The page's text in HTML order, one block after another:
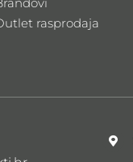
rasprodaja